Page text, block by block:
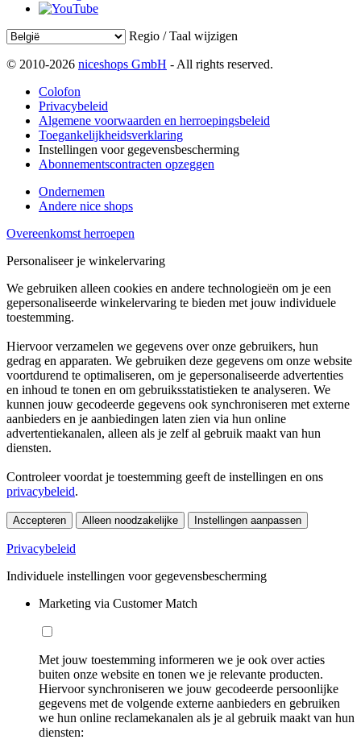
Regio / Taal wijzigen
© 2010-2026 niceshops GmbH - All rights reserved.
Colofon
Privacybeleid
Algemene voorwaarden en herroepingsbeleid
Toegankelijkheidsverklaring
Instellingen voor gegevensbescherming
Abonnementscontracten opzeggen
Ondernemen
Andere nice shops
Overeenkomst herroepen
Personaliseer je winkelervaring
We gebruiken alleen cookies en andere technologieën om je een
gepersonaliseerde winkelervaring te bieden met jouw individuele
toestemming.
Hiervoor verzamelen we gegevens over onze gebruikers, hun
gedrag en apparaten. We gebruiken deze gegevens om onze website
voortdurend te optimaliseren, om je gepersonaliseerde advertenties
en inhoud te tonen en om gebruiksstatistieken te analyseren. We
kunnen jouw gecodeerde gegevens ook synchroniseren met externe
aanbieders en je aanbiedingen laten zien via hun online
advertentiekanalen, alleen als je zelf al gebruik maakt van hun
diensten.
Controleer voordat je toestemming geeft de instellingen en ons
privacybeleid.
Accepteren Alleen noodzakelijke Instellingen aanpassen
Privacybeleid
Individuele instellingen voor gegevensbescherming
Marketing via Customer Match
Met jouw toestemming informeren we je ook over acties
buiten onze website en tonen we je relevante producten.
Hiervoor synchroniseren we jouw gecodeerde persoonlijke
gegevens met de volgende externe aanbieders en gebruiken
we hun online reclamekanalen als je al gebruik maakt van hun
diensten: